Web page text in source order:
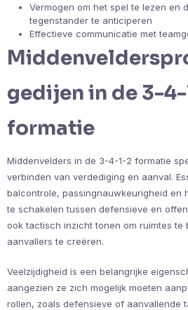
Vermogen om het spel te lezen en
tegenstander te anticiperen
Effectieve communicatie met
gedijen in de 3-
formatie
Middenvelders in de 3-4-1-2 formatie
verbinden van verdediging en aanval.
balcontrole, passingnauwkeurigheid en
te schakelen tussen defensieve en
ook tactisch inzicht tonen om ruimtes te
aanvallers te creëren.
Veelzijdigheid is een belangrijke
aangezien ze zich mogelijk moeten
rollen, zoals defensieve of aanvallende